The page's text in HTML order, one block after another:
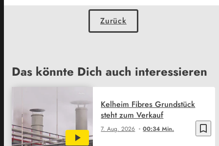
Zurück
Das könnte Dich auch interessieren
bookmark_border
7. Aug. 2026 00:34 Min.
Kelheim Fibres Grundstück
steht zum Verkauf